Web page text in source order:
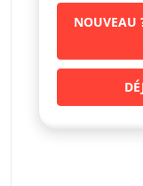
NOUVEAU